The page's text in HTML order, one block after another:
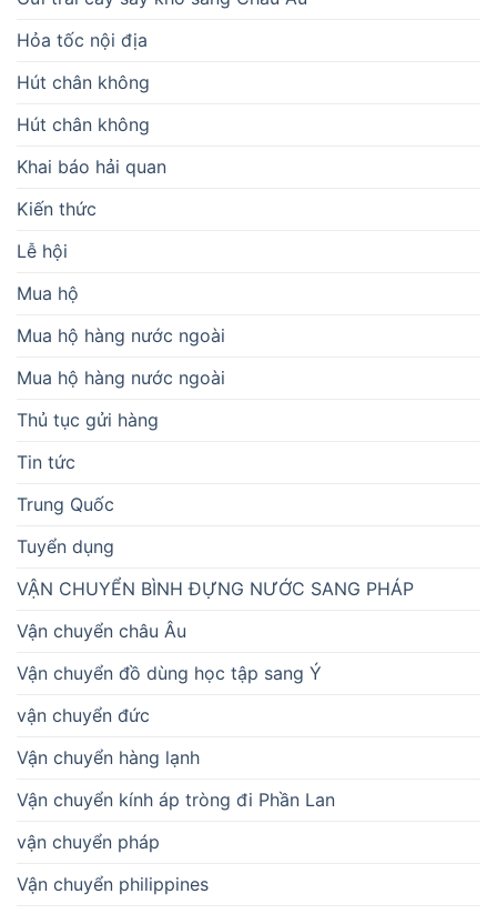
Hỏa tốc nội địa
Hút chân không
Hút chân không
Khai báo hải quan
Kiến thức
Lễ hội
Mua hộ
Mua hộ hàng nước ngoài
Mua hộ hàng nước ngoài
Thủ tục gửi hàng
Tin tức
Trung Quốc
Tuyển dụng
VẬN CHUYỂN BÌNH ĐỰNG NƯỚC SANG PHÁP
Vận chuyển châu Âu
Vận chuyển đồ dùng học tập sang Ý
vận chuyển đức
Vận chuyển hàng lạnh
Vận chuyển kính áp tròng đi Phần Lan
vận chuyển pháp
Vận chuyển philippines